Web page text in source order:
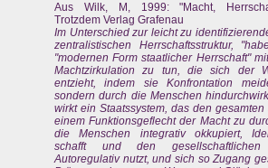
Aus Wilk, M, 1999: "Macht,
Trotzdem Verlag Grafenau
Im Unterschied zur leicht zu
zentralistischen Herrschaftsstruktur,
"modernen Form staatlicher Herrschaft"
Machtzirkulation zu tun, die sich der
entzieht, indem sie Konfrontation
sondern durch die Menschen
wirkt ein Staatssystem, das den
einem Funktionsgeflecht der Macht zu
die Menschen integrativ okkupiert,
schafft und den
Autoregulativ nutzt, und sich so Zugang